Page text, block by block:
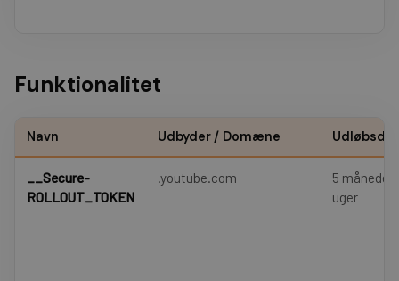
Funktionalitet
Navn Udbyder / Domæne
__Secure-
ROLLOUT_TOKEN
.youtube.com
5 måneder
uger